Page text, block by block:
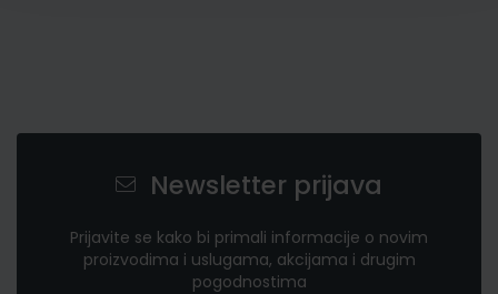
Newsletter prijava
Prijavite se kako bi primali informacije o novim
proizvodima i uslugama, akcijama i drugim
pogodnostima